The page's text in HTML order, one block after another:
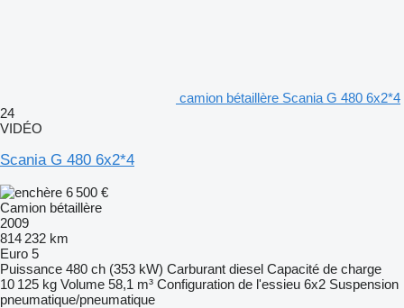
camion bétaillère Scania G 480 6x2*4
24
VIDÉO
Scania G 480 6x2*4
6 500 €
Camion bétaillère
2009
814 232 km
Euro 5
Puissance 480 ch (353 kW) Carburant diesel Capacité de charge
10 125 kg Volume 58,1 m³ Configuration de l'essieu 6x2 Suspension
pneumatique/pneumatique